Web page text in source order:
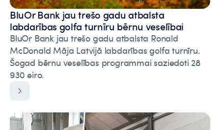
BluOr Bank jau trešo gadu atbalsta
labdarības golfa turnīru bērnu veselībai
BluOr Bank jau trešo gadu atbalsta Ronald
McDonald Māja Latvijā labdarības golfa turnīru.
Šogad bērnu veselības programmai saziedoti 28
930 eiro.